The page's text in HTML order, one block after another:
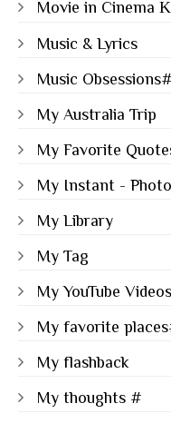
Movie in Cinema
Music & Lyrics
Music Obsessions#
My Australia Trip
My Favorite
My Instant -
My Library
My Tag
My YouTube Videos
My favorite
My flashback
My thoughts #